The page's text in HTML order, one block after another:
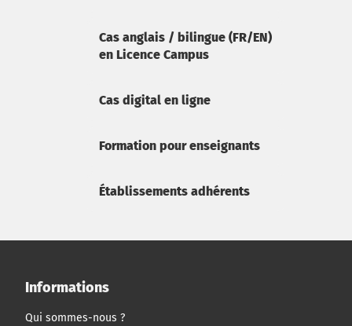
Cas anglais / bilingue (FR/EN)
en Licence Campus
Cas digital en ligne
Formation pour enseignants
Établissements adhérents
Informations
Qui sommes-nous ?